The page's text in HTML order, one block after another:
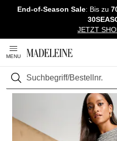
Navigation überspringen,
End-of-Season Sale: Bis zu
JETZT
MENU
Suchen
Startseite Sale Outlet